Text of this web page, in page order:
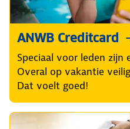
ANWB Creditcard
Speciaal voor leden zijn
Overal op vakantie
Dat voelt goed!